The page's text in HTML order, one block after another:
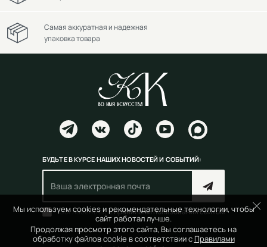
Мы используем cookies и рекомендательные технологии, чтобы
сайт работал лучше.
Продолжая просмотр этого сайта, Вы соглашаетесь на
обработку файлов cookie в соответствии с Правилами
Самая аккуратная и надежная
упаковка товара
БУДЬТЕ В КУРСЕ НАШИХ НОВОСТЕЙ И СОБЫТИЙ:
Согласен(на) справилами пользования сайтом